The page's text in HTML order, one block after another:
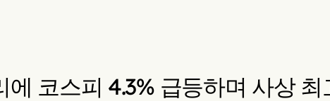
코스피 4.3% 급등하며 사상 최